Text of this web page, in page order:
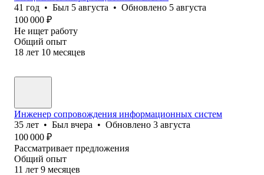
41 год • Был 5 августа • Обновлено 5 августа
100 000 ₽
Не ищет работу
Общий опыт
18 лет 10 месяцев
Инженер сопровождения информационных систем
35 лет • Был вчера • Обновлено 3 августа
100 000 ₽
Рассматривает предложения
Общий опыт
11 лет 9 месяцев